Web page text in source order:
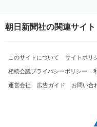
朝日新聞社の関連サイト
このサイトについて サイトポリ
相続会議プライバシーポリシー
運営会社 広告ガイド お問い合